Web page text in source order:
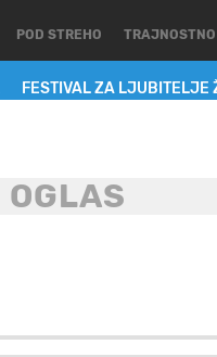
FESTIVAL ZA LJUBITELJE
POD STREHO TRAJNOSTNO